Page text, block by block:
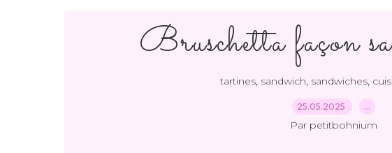
Bruschetta façon
tartines, sandwich, sandwiches,
25.05.2025 …
Par petitbohnium